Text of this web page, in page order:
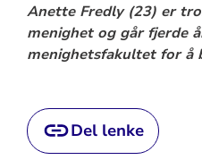
Anette Fredly (23) er
menighet og går fjerde
menighetsfakultet for å
Del lenke